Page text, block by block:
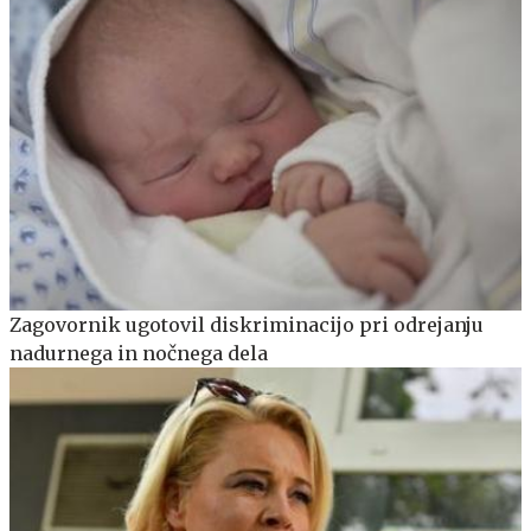
Zagovornik ugotovil diskriminacijo pri odrejanju
nadurnega in nočnega dela